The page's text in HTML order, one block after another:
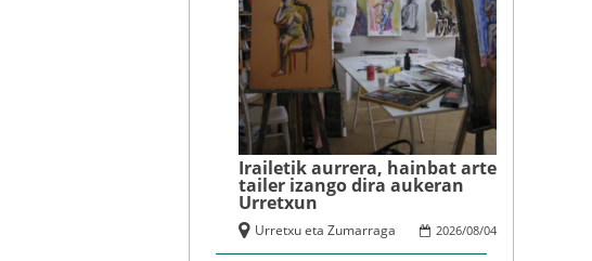
Irailetik aurrera, hainbat arte
tailer izango dira aukeran
Urretxun
2026/08/04
Urretxu eta Zumarraga